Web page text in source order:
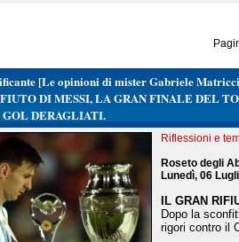
[Le opinioni di mister Gabriele
DI MESSI, LA GRAN FINALE DEL
DERAGLIATI.
Riflessioni e
Roseto degli
Lunedì, 06
IL GRAN
Dopo la
rigori contro il